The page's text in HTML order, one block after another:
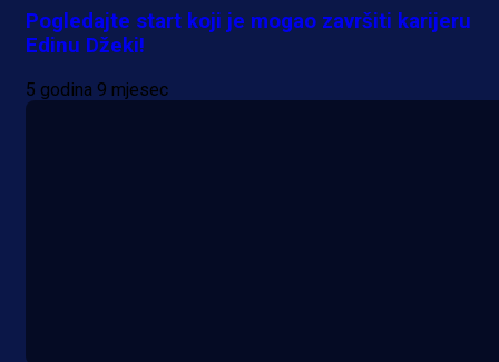
Pogledajte start koji je mogao završiti karijeru
Edinu Džeki!
5 godina 9 mjesec